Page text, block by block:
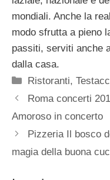
mondiali. Anche la
modo sfrutta a pieno
passiti, serviti anche
dalla casa.
Categorie
Ristoranti,
Roma concerti
Amoroso in concerto
Pizzeria Il bosco
magia della buona